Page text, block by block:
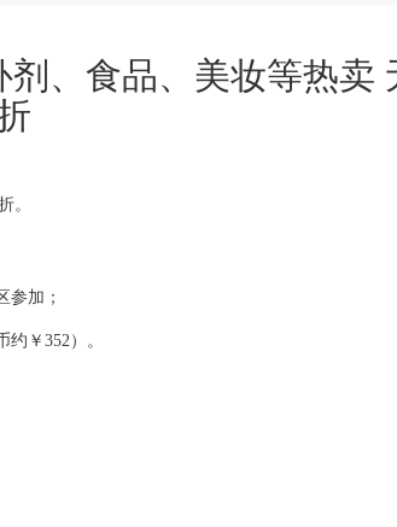
、食品、美妆等热卖
。
参加；
￥352）。